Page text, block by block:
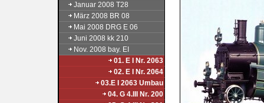
Januar 2008 T28
März 2008 BR 08
Mai 2008 DRG E 06
Juni 2008 kk 210
Nov. 2008 bay. EI
01. E I Nr. 2063
02. E I Nr. 2064
03.E I 2063 Umbau
04. G 4.III Nr. 200